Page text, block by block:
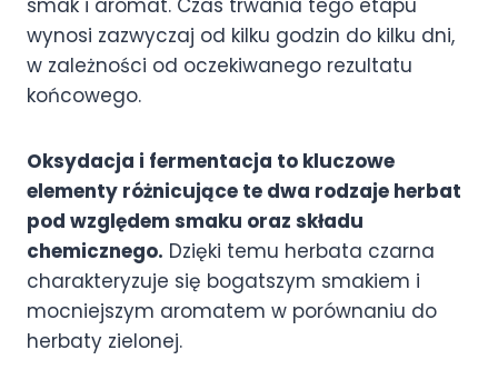
smak i aromat. Czas trwania tego etapu
wynosi zazwyczaj od kilku godzin do kilku dni,
w zależności od oczekiwanego rezultatu
końcowego.
Oksydacja i fermentacja to kluczowe
elementy różnicujące te dwa rodzaje herbat
pod względem smaku oraz składu
chemicznego. Dzięki temu herbata czarna
charakteryzuje się bogatszym smakiem i
mocniejszym aromatem w porównaniu do
herbaty zielonej.